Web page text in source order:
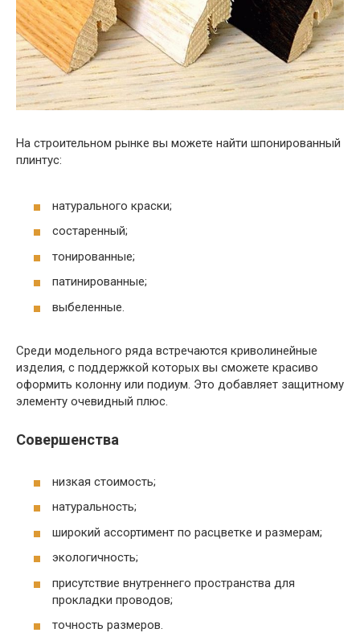
На строительном рынке вы можете найти шпонированный
плинтус:
натурального краски;
состаренный;
тонированные;
патинированные;
выбеленные.
Среди модельного ряда встречаются криволинейные
изделия, с поддержкой которых вы сможете красиво
оформить колонну или подиум. Это добавляет защитному
элементу очевидный плюс.
Совершенства
низкая стоимость;
натуральность;
широкий ассортимент по расцветке и размерам;
экологичность;
присутствие внутреннего пространства для
прокладки проводов;
точность размеров.